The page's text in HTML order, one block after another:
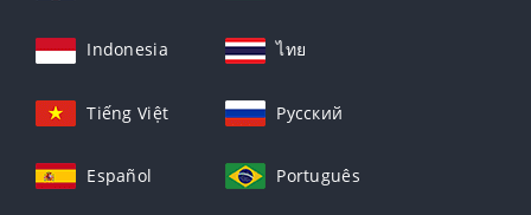
Indonesia ไทย
Tiếng Việt Русский
Español Português